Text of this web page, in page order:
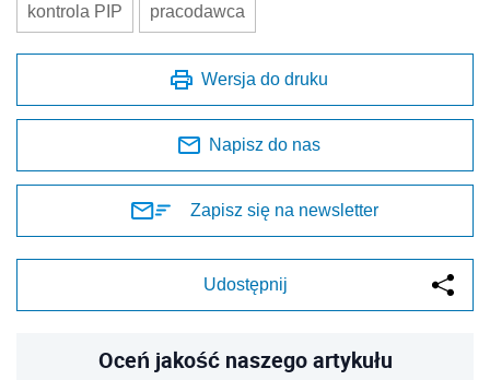
kontrola PIP pracodawca
Wersja do druku
Napisz do nas
Zapisz się na newsletter
Udostępnij
Oceń jakość naszego artykułu